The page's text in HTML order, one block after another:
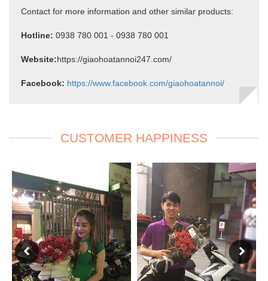
Contact for more information and other similar products:
Hotline: 0938 780 001 - 0938 780 001
Website:https://giaohoatannoi247.com/
Facebook: https://www.facebook.com/giaohoatannoi/
CUSTOMER HAPPINESS